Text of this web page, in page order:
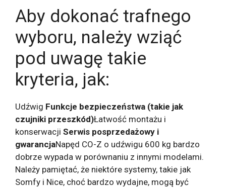
Aby dokonać trafnego
wyboru, należy wziąć
pod uwagę takie
kryteria, jak:
Udźwig Funkcje bezpieczeństwa (takie jak
czujniki przeszkód)Łatwość montażu i
konserwacji Serwis posprzedażowy i
gwarancjaNapęd CO-Z o udźwigu 600 kg bardzo
dobrze wypada w porównaniu z innymi modelami.
Należy pamiętać, że niektóre systemy, takie jak
Somfy i Nice, choć bardzo wydajne, mogą być